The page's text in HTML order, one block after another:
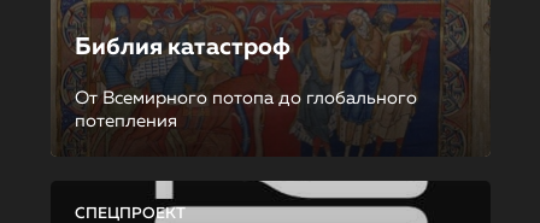
Библия катастроф
От Всемирного потопа до глобального
потепления
СПЕЦПРОЕКТ